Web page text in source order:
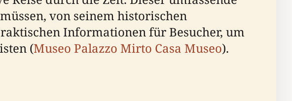
von seinem historischen
Informationen für Besucher, um
(Museo Palazzo Mirto Casa Museo).